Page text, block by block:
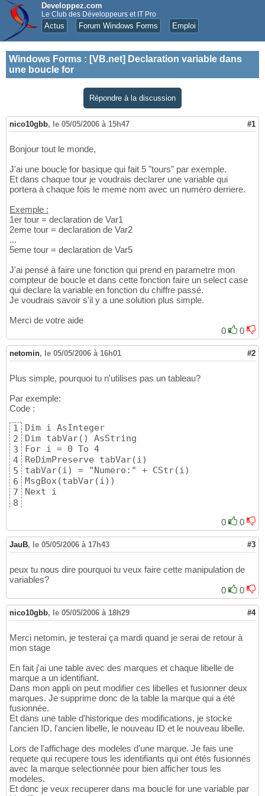
Developpez.com
Le Club des Développeurs et IT Pro
Actus Forum Windows Forms Emploi
Windows Forms : [VB.net] Declaration variable dans
une boucle for
Répondre à la discussion
nico10gbb, le 05/05/2006 à 15h47 #1
Bonjour tout le monde,
J'ai une boucle for basique qui fait 5 "tours" par exemple.
Et dans chaque tour je voudrais declarer une variable qui
portera à chaque fois le meme nom avec un numéro derriere.
Exemple :
1er tour = declaration de Var1
2eme tour = declaration de Var2
...
5eme tour = declaration de Var5
J'ai pensé à faire une fonction qui prend en parametre mon
compteur de boucle et dans cette fonction faire un select case
qui declare la variable en fonction du chiffre passé.
Je voudrais savoir s'il y a une solution plus simple.
Merci de votre aide
0
0
netomin, le 05/05/2006 à 16h01 #2
Plus simple, pourquoi tu n'utilises pas un tableau?
Par exemple:
Code :
1
2
3
4
5
6
7
8
Dim i AsInteger
Dim tabVar() AsString
For i = 0 To 4
ReDimPreserve tabVar(i)
tabVar(i) = "Numero:" + CStr(i)
MsgBox(tabVar(i))
0 0
JauB, le 05/05/2006 à 17h43 #3
peux tu nous dire pourquoi tu veux faire cette manipulation de
variables?
0
0
nico10gbb, le 05/05/2006 à 18h29 #4
Merci netomin, je testerai ça mardi quand je serai de retour à
mon stage
En fait j'ai une table avec des marques et chaque libelle de
marque a un identifiant.
Dans mon appli on peut modifier ces libelles et fusionner deux
marques. Je supprime donc de la table la marque qui a été
fusionnée.
Et dans une table d'historique des modifications, je stocke
l'ancien ID, l'ancien libelle, le nouveau ID et le nouveau libelle.
Lors de l'affichage des modeles d'une marque. Je fais une
requete qui recupere tous les identifiants qui ont étés fusionnés
avec la marque selectionnée pour bien afficher tous les
modeles.
Et donc je veux recuperer dans ma boucle for une variable par